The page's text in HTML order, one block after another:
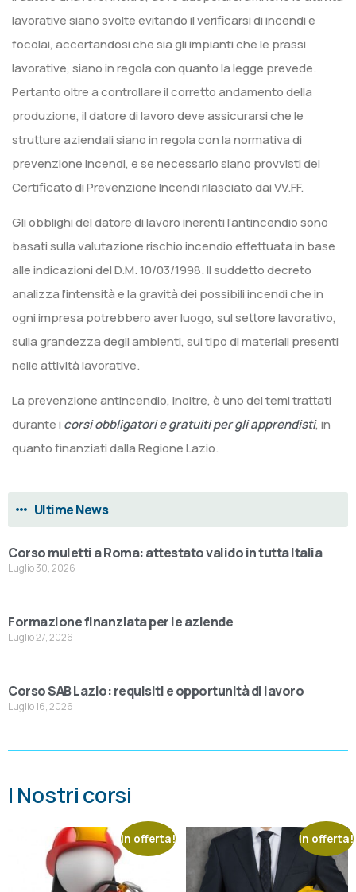
lavorative siano svolte evitando il verificarsi di incendi e
focolai, accertandosi che sia gli impianti che le prassi
lavorative, siano in regola con quanto la legge prevede.
Pertanto oltre a controllare il corretto andamento della
produzione, il datore di lavoro deve assicurarsi che le
strutture aziendali siano in regola con la normativa di
prevenzione incendi, e se necessario siano provvisti del
Certificato di Prevenzione Incendi rilasciato dai VV.FF.
Gli obblighi del datore di lavoro inerenti l’antincendio sono
basati sulla valutazione rischio incendio effettuata in base
alle indicazioni del D.M. 10/03/1998. Il suddetto decreto
analizza l’intensità e la gravità dei possibili incendi che in
ogni impresa potrebbero aver luogo, sul settore lavorativo,
sulla grandezza degli ambienti, sul tipo di materiali presenti
nelle attività lavorative.
La prevenzione antincendio, inoltre, è uno dei temi trattati
durante i corsi obbligatori e gratuiti per gli apprendisti, in
quanto finanziati dalla Regione Lazio.
Ultime News
Corso muletti a Roma: attestato valido in tutta Italia
Luglio 30, 2026
Formazione finanziata per le aziende
Luglio 27, 2026
Corso SAB Lazio: requisiti e opportunità di lavoro
Luglio 16, 2026
I Nostri corsi
In offerta! In offerta!